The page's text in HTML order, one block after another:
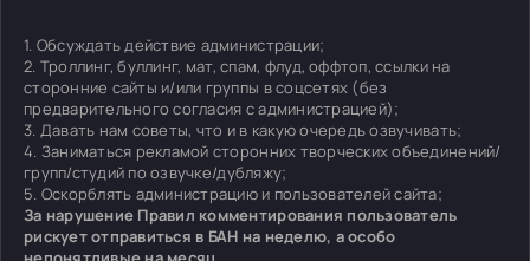
1. Обсуждать действие администрации;
2. Троллинг, буллинг, мат, спам, флуд, оффтоп, ссылки на
сторонние сайты и/или группы в соцсетях (без
предварительного согласия с администрацией);
3. Давать нам советы, что и в какую очередь озвучивать;
4. Заниматься рекламой сторонних творческих объединений/
групп/студий по озвучке/дубляжу;
5. Оскорблять администрацию и пользователей сайта;
За нарушение Правил комментирования пользователь
рискует отправиться в БАН на неделю, а особо